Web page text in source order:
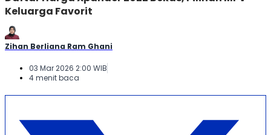
Keluarga Favorit
Zihan Berliana Ram Ghani
03 Mar 2026 2:00 WIB
4 menit baca